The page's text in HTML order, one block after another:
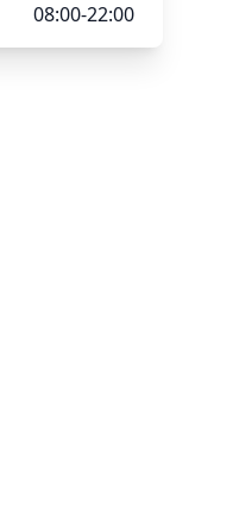
08:00-22:00